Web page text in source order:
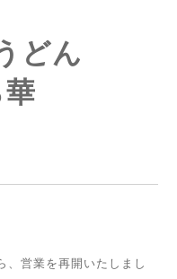
どん
、営業を再開いたしまし